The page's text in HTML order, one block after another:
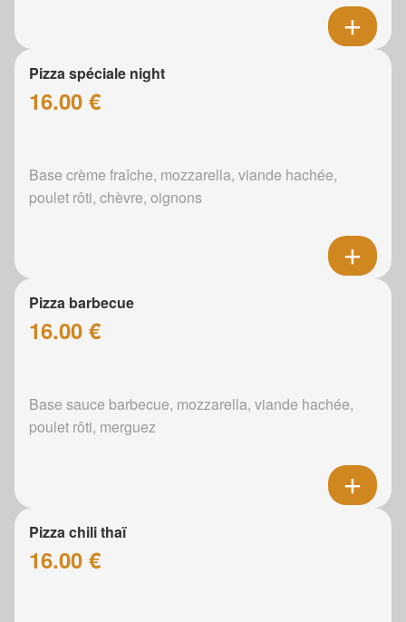
Pizza spéciale night
16.00 €
Base crème fraîche, mozzarella, viande hachée,
poulet rôti, chèvre, oignons
Pizza barbecue
16.00 €
Base sauce barbecue, mozzarella, viande hachée,
poulet rôti, merguez
Pizza chili thaï
16.00 €